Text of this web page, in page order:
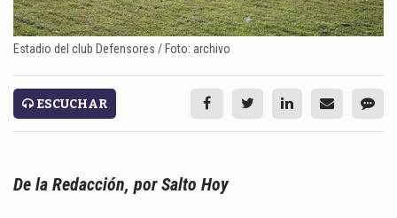
SOCIEDAD
SALUD
SERVICIOS
Estadio del club Defensores / Foto: archivo
ESCUCHAR
De la Redacción, por Salto Hoy